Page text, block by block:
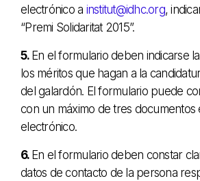
electrónico a institut@idhc.org,
“Premi Solidaritat 2015”.
5. En el formulario deben indicarse
los méritos que hagan a la
del galardón. El formulario puede
con un máximo de tres documentos
electrónico.
6. En el formulario deben constar
datos de contacto de la persona